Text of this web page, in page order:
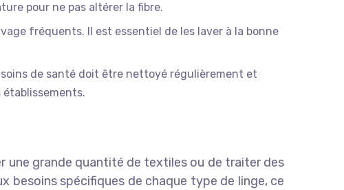
pour ne pas altérer la fibre.
fréquents. Il est essentiel de les laver à la bonne
de santé doit être nettoyé régulièrement et
une grande quantité de textiles ou de traiter des
besoins spécifiques de chaque type de linge, ce